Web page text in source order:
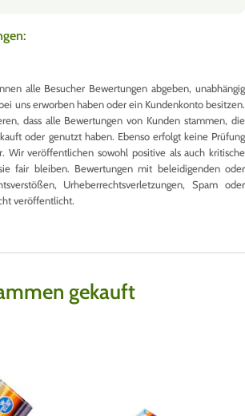
alle Besucher Bewertungen abgeben, unabhängig
uns erworben haben oder ein Kundenkonto besitzen.
dass alle Bewertungen von Kunden stammen, die
oder genutzt haben. Ebenso erfolgt keine Prüfung
Wir veröffentlichen sowohl positive als auch kritische
fair bleiben. Bewertungen mit beleidigenden oder
Urheberrechtsverletzungen, Spam oder
veröffentlicht.
gekauft